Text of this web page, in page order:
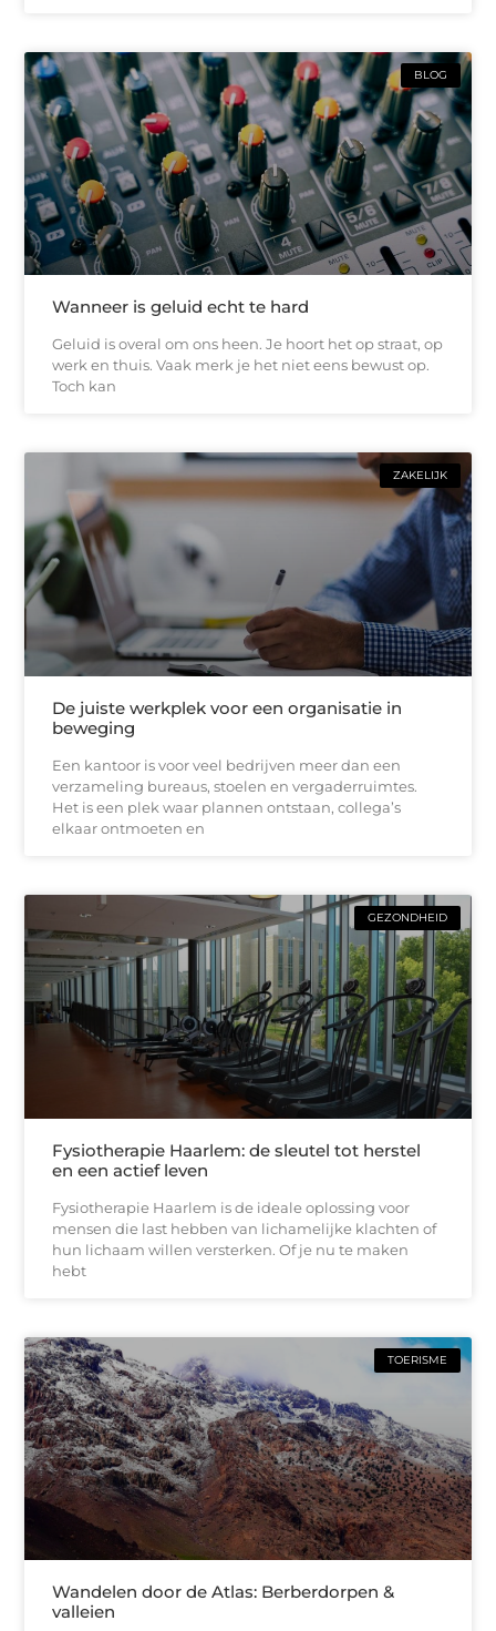
BLOG
Wanneer is geluid echt te hard
Geluid is overal om ons heen. Je hoort het op straat, op
werk en thuis. Vaak merk je het niet eens bewust op.
Toch kan
ZAKELIJK
De juiste werkplek voor een organisatie in
beweging
Een kantoor is voor veel bedrijven meer dan een
verzameling bureaus, stoelen en vergaderruimtes.
Het is een plek waar plannen ontstaan, collega’s
elkaar ontmoeten en
GEZONDHEID
Fysiotherapie Haarlem: de sleutel tot herstel
en een actief leven
Fysiotherapie Haarlem is de ideale oplossing voor
mensen die last hebben van lichamelijke klachten of
hun lichaam willen versterken. Of je nu te maken
hebt
TOERISME
Wandelen door de Atlas: Berberdorpen &
valleien